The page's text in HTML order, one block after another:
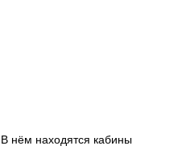
нём находятся кабины